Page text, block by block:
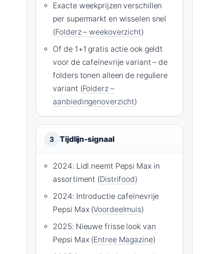
Exacte weekprijzen verschillen
per supermarkt en wisselen snel
(Folderz – weekoverzicht)
Of de 1+1 gratis actie ook geldt
voor de cafeïnevrije variant – de
folders tonen alleen de reguliere
variant (Folderz –
aanbiedingenoverzicht)
3 Tijdlijn-signaal
2024: Lidl neemt Pepsi Max in
assortiment (Distrifood)
2024: Introductie cafeïnevrije
Pepsi Max (Voordeelmuis)
2025: Nieuwe frisse look van
Pepsi Max (Entree Magazine)